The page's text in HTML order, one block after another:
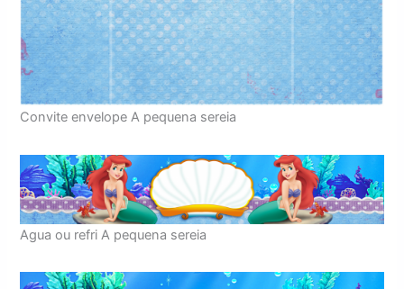
Convite envelope A pequena sereia
Agua ou refri A pequena sereia